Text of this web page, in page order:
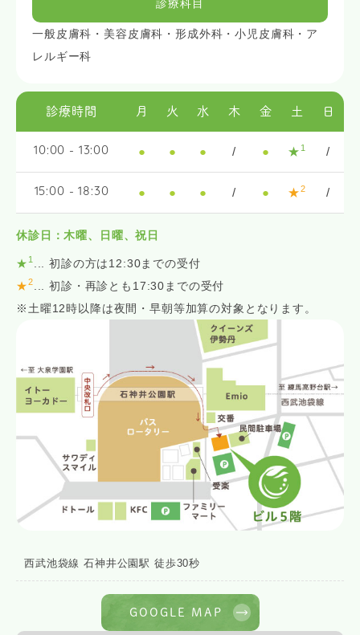
診療科目
一般皮膚科・美容皮膚科・形成外科・小児皮膚科・ア
レルギー科
診療時間 月 火 水 木 金 土 日
10:00 - 13:00 ● ● ● / ● ★ 1 /
15:00 - 18:30 ● ● ● / ● ★2 /
休診日：木曜、日曜、祝日
★ 1
... 初診の方は12:30までの受付
★2
... 初診・再診とも17:30までの受付
※土曜12時以降は夜間・早朝等加算の対象となります。
西武池袋線 石神井公園駅 徒歩30秒
GOOGLE MAP